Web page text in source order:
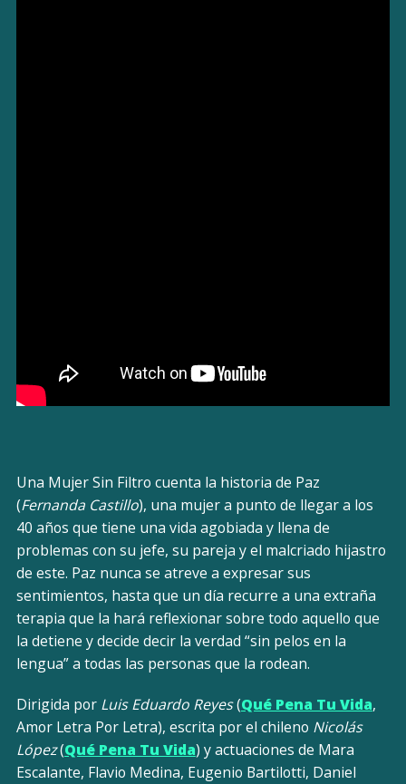
Una Mujer Sin Filtro cuenta la historia de Paz
(Fernanda Castillo), una mujer a punto de llegar a los
40 años que tiene una vida agobiada y llena de
problemas con su jefe, su pareja y el malcriado hijastro
de este. Paz nunca se atreve a expresar sus
sentimientos, hasta que un día recurre a una extraña
terapia que la hará reflexionar sobre todo aquello que
la detiene y decide decir la verdad “sin pelos en la
lengua” a todas las personas que la rodean.
Dirigida por Luis Eduardo Reyes(Qué Pena Tu Vida,
Amor Letra Por Letra), escrita por el chileno Nicolás
López(Qué Pena Tu Vida) y actuaciones de Mara
Escalante, Flavio Medina, Eugenio Bartilotti, Daniel